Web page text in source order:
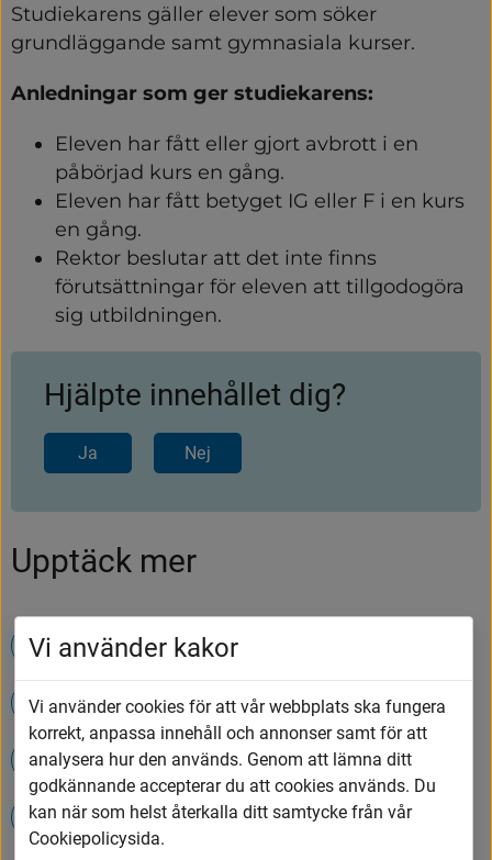
Studiekarens gäller elever som söker
grundläggande samt gymnasiala kurser.
Anledningar som ger studiekarens:
Eleven har fått eller gjort avbrott i en
påbörjad kurs en gång.
Eleven har fått betyget IG eller F i en kurs
en gång.
Rektor beslutar att det inte finns
förutsättningar för eleven att tillgodogöra
sig utbildningen.
Hjälpte innehållet dig?
Ja Nej
Upptäck mer
Avgifter och abonnemang för renhållning
Avfall och återvinning
Öppettider på Tumbergs ÅVC
Timvikarier inom skola och barnomsorg
Vi använder kakor
Vi använder cookies för att vår webbplats ska fungera
korrekt, anpassa innehåll och annonser samt för att
analysera hur den används. Genom att lämna ditt
godkännande accepterar du att cookies används. Du
kan när som helst återkalla ditt samtycke från vår
Cookiepolicysida.